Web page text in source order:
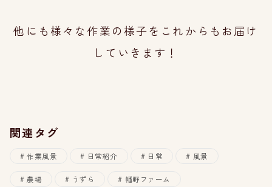
他にも様々な作業の様子をこれからもお届け
していきます！
関連タグ
作業風景 日常紹介 日常 風景
農場 うずら 幡野ファーム